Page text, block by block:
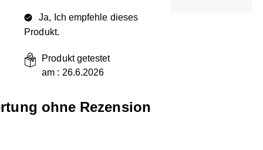
Ja, Ich empfehle dieses
Produkt.
Produkt getestet
am : 26.6.2026
ohne Rezension